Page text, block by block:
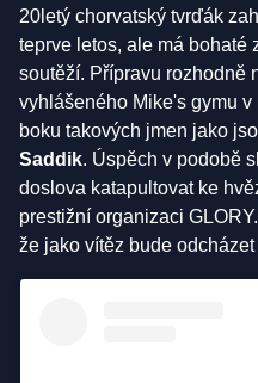
20letý chorvatský tvrďák
teprve letos, ale má bohaté
soutěží. Přípravu rozhodně
vyhlášeného Mike's gymu
boku takových jmen jako
Saddik. Úspěch v podobě
doslova katapultovat ke
prestižní organizaci
že jako vítěz bude odcházet